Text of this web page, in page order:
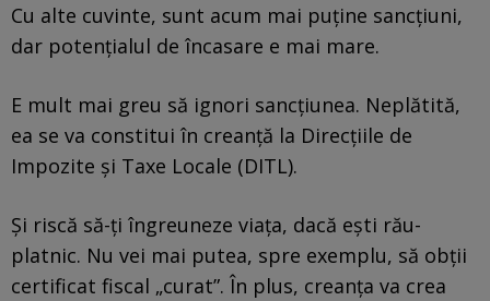
Cu alte cuvinte, sunt acum mai puține sancțiuni,
dar potențialul de încasare e mai mare.
E mult mai greu să ignori sancțiunea. Neplătită,
ea se va constitui în creanță la Direcțiile de
Impozite și Taxe Locale (DITL).
Și riscă să-ți îngreuneze viața, dacă ești rău-
platnic. Nu vei mai putea, spre exemplu, să obții
certificat fiscal „curat”. În plus, creanța va crea